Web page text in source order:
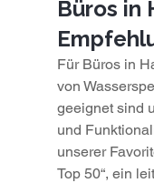
Büros in
Für Büros in
von
geeignet sind
und
unserer
Top 50“, ein